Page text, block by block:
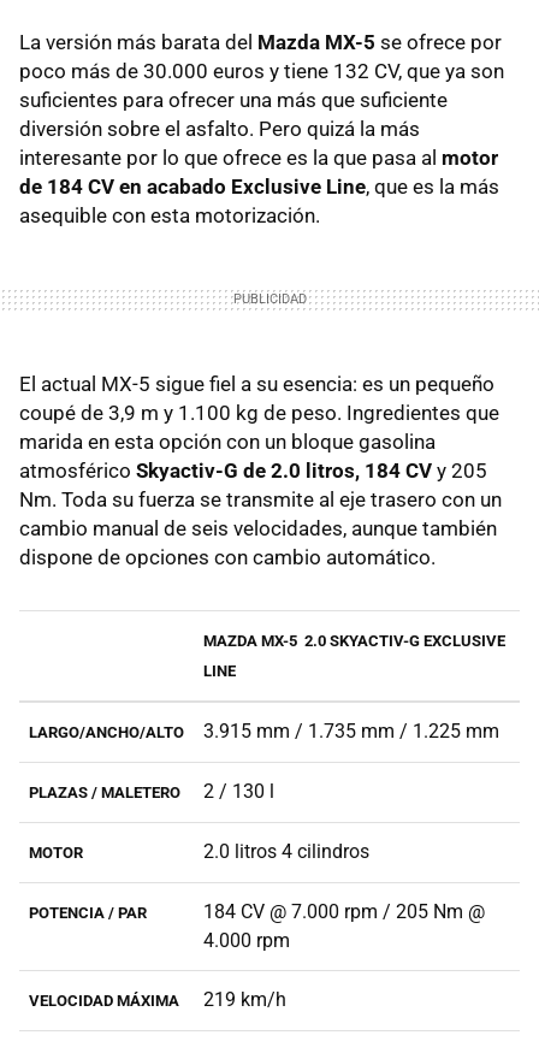
La versión más barata del Mazda MX-5 se ofrece por
poco más de 30.000 euros y tiene 132 CV, que ya son
suficientes para ofrecer una más que suficiente
diversión sobre el asfalto. Pero quizá la más
interesante por lo que ofrece es la que pasa al motor
de 184 CV en acabado Exclusive Line, que es la más
asequible con esta motorización.
El actual MX-5 sigue fiel a su esencia: es un pequeño
coupé de 3,9 m y 1.100 kg de peso. Ingredientes que
marida en esta opción con un bloque gasolina
atmosférico Skyactiv-G de 2.0 litros, 184 CV y 205
Nm. Toda su fuerza se transmite al eje trasero con un
cambio manual de seis velocidades, aunque también
dispone de opciones con cambio automático.
MAZDA MX-5 2.0 SKYACTIV-G EXCLUSIVE
LINE
LARGO/ANCHO/ALTO 3.915 mm / 1.735 mm / 1.225 mm
PLAZAS / MALETERO 2 / 130 l
MOTOR 2.0 litros 4 cilindros
POTENCIA / PAR
184 CV @ 7.000 rpm / 205 Nm @
4.000 rpm
VELOCIDAD MÁXIMA 219 km/h